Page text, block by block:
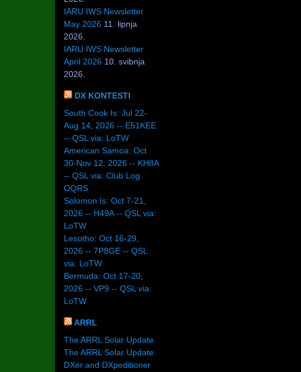
IARU IWS Newsletter
May 2026 11. lipnja
2026.
IARU IWS Newsletter
April 2026 10. svibnja
2026.
DX KONTESTI
South Cook Is: Jul 22-
Aug 14, 2026 -- E51KEE
-- QSL via: LoTW
American Samoa: Oct
30-Nov 12, 2026 -- KH8A
-- QSL via: Club Log
OQRS
Solomon Is: Oct 7-21,
2026 -- H49A -- QSL via:
LoTW
Lesotho: Oct 16-29,
2026 -- 7P8GE -- QSL
via: LoTW
Bermuda: Oct 17-20,
2026 -- VP9 -- QSL via:
LoTW
ARRL
The ARRL Solar Update
The ARRL Solar Update
DXer and DXpeditioner